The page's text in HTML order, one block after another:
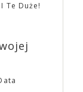
Te Duże!